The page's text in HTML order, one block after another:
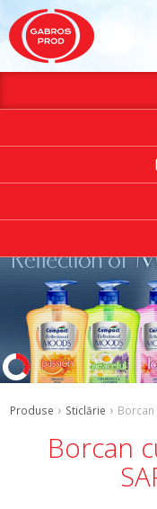
Produse Sticlărie Borcan
Borcan